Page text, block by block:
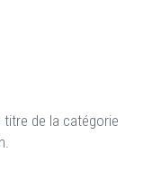
de la catégorie